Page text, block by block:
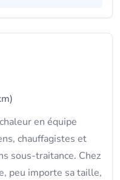
en équipe
chauffagistes et
sous-traitance. Chez
peu importe sa taille,